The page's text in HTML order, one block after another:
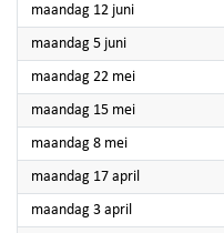
maandag 12 juni2023
maandag 5 juni2023
maandag 22 mei2023
maandag 15 mei2023
maandag 8 mei2023
maandag 17 april
maandag 3 april